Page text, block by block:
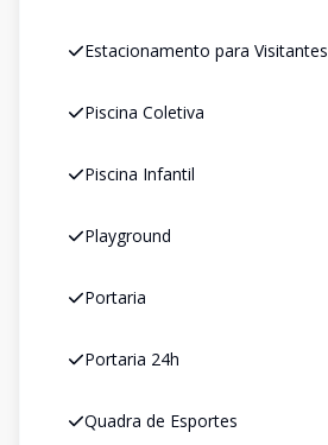
Estacionamento para Visitantes
Piscina Coletiva
Piscina Infantil
Playground
Portaria
Portaria 24h
Quadra de Esportes